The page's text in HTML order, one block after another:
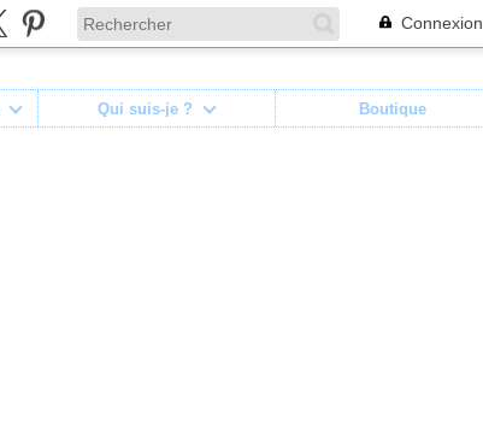
Connexion
Qui suis-je ? Boutique